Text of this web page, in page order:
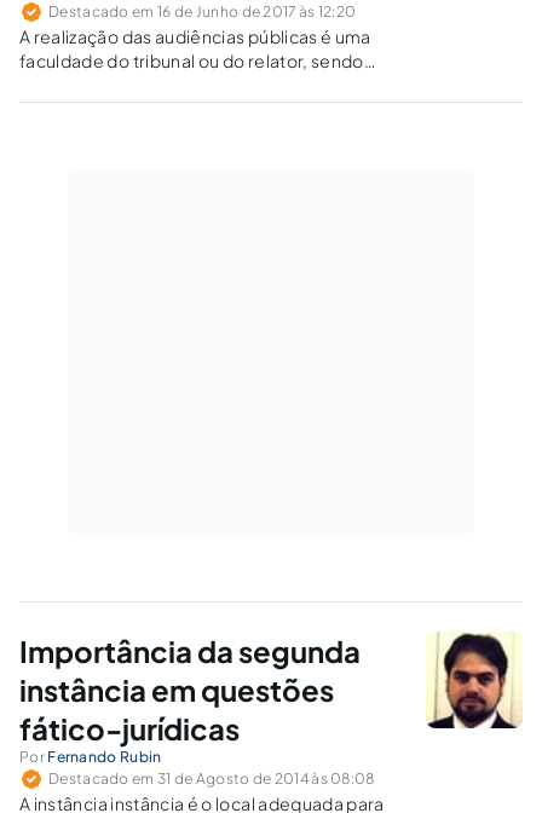
Destacado em 16 de Junho de 2017 às 12:20
A realização das audiências públicas é uma
faculdade do tribunal ou do relator, sendo
Corte. Trata-se de ferramenta significativa na
Importância da segunda
instância em questões
fático-jurídicas
Por Fernando Rubin
Destacado em 31 de Agosto de 2014 às 08:08
A instância instância é o local adequada para